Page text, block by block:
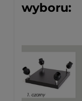
wyboru: